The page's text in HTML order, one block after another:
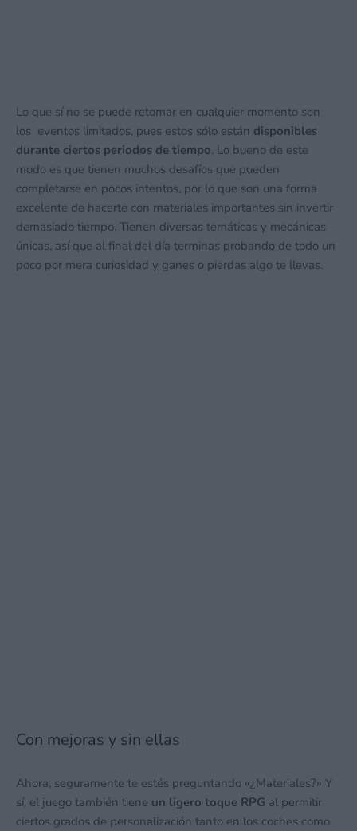
Lo que sí no se puede retomar en cualquier momento son
los eventos limitados, pues estos sólo están disponibles
durante ciertos periodos de tiempo. Lo bueno de este
modo es que tienen muchos desafíos que pueden
completarse en pocos intentos, por lo que son una forma
excelente de hacerte con materiales importantes sin invertir
demasiado tiempo. Tienen diversas temáticas y mecánicas
únicas, así que al final del día terminas probando de todo un
poco por mera curiosidad y ganes o pierdas algo te llevas.
Con mejoras y sin ellas
Ahora, seguramente te estés preguntando «¿Materiales?» Y
sí, el juego también tiene un ligero toque RPG al permitir
ciertos grados de personalización tanto en los coches como